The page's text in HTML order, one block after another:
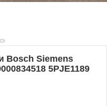
Bosch Siemens
5PJE1189